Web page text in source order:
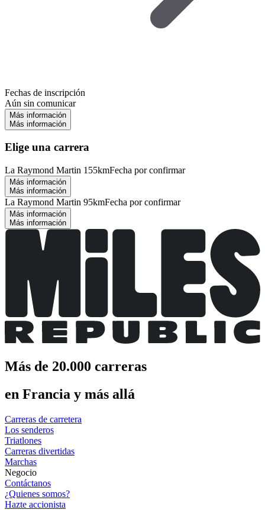
Fechas de inscripción
Aún sin comunicar
Más información
Más información
Elige una carrera
La Raymond Martin 155kmFecha por confirmar
Más información
Más información
La Raymond Martin 95kmFecha por confirmar
Más información
Más información
Más de 20.000 carreras
en Francia y más allá
Carreras de carretera
Los senderos
Triatlones
Carreras divertidas
Marchas
Negocio
Contáctanos
¿Quienes somos?
Hazte accionista